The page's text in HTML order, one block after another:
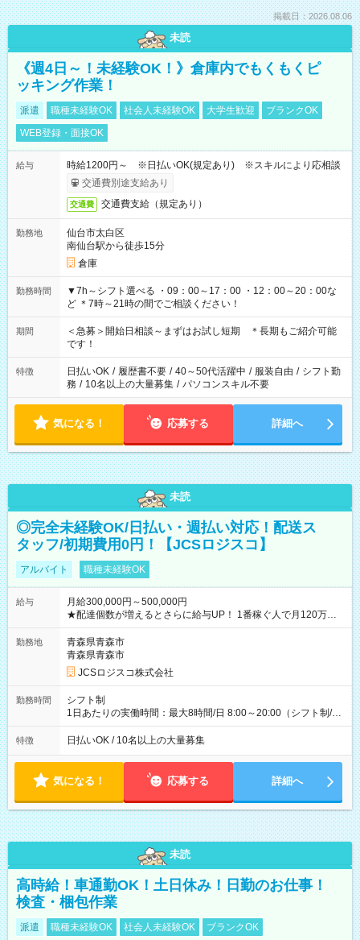
掲載日：2026.08.06
未読
《週4日～！未経験OK！》倉庫内でもくもくピ
ッキング作業！
派遣 職種未経験OK 社会人未経験OK 大学生歓迎
ブランクOK
WEB登録・面接OK
給与
時給1200円～ ※日払いOK(規定あり) ※スキルにより応相談
交通費別途支給あり
交通費 交通費支給（規定あり）
勤務地
仙台市太白区
南仙台駅から徒歩15分
倉庫
勤務時間
▼7h～シフト選べる ・09：00～17：00 ・12：00～20：00な
ど ＊7時～21時の間でご相談ください！
期間
＜急募＞開始日相談～まずはお試し短期 ＊長期もご紹介可能
です！
特徴 日払いOK / 履歴書不要 / 40～50代活躍中 / 服装自由 / シフト勤
務 / 10名以上の大量募集 / パソコンスキル不要
気になる！ 応募する 詳細へ
未読
◎完全未経験OK/日払い・週払い対応！配送ス
タッフ/初期費用0円！【JCSロジスコ】
アルバイト 職種未経験OK
給与
月給300,000円～500,000円
★配達個数が増えるとさらに給与UP！ 1番稼ぐ人で月120万ほ
ど！ ・主要都市エリア 月収55万円／週5日稼働 月収65万~112
万円／週6日稼働 ・地方郊外エリア 月収40万円／週5日稼働 月
収40万円~50万円／週6日稼働 ＜モデルイメージ＞ ■月収50万
円 (27歳男性/江東区在住)※元建築関係 1日150個配達×25日勤務
(日休み) ■月収80万円(43歳男性/墨田区在住)※元営業 1日200個
勤務地
青森県青森市
青森県青森市
JCSロジスコ株式会社
勤務時間
シフト制
1日あたりの実働時間：最大8時間/日 8:00～20:00（シフト制/実
働8時間） ※週5日勤務（場所次第では週4も有り） ※配達状況
によって時間外での勤務可能性有り ※案件により多少の前後あ
特徴 日払いOK / 10名以上の大量募集
気になる！ 応募する 詳細へ
未読
高時給！車通勤OK！土日休み！日勤のお仕事！
検査・梱包作業
派遣 職種未経験OK 社会人未経験OK ブランクOK